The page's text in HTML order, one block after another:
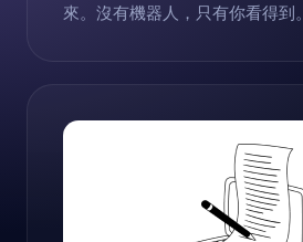
來。沒有機器人，只有你看得到。